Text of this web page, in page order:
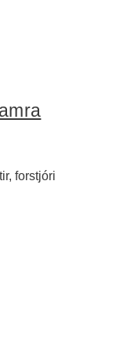
forstjóri